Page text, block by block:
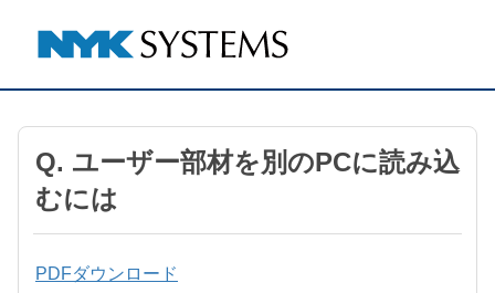
Q. ユーザー部材を別のPCに読み込
むには
PDFダウンロード